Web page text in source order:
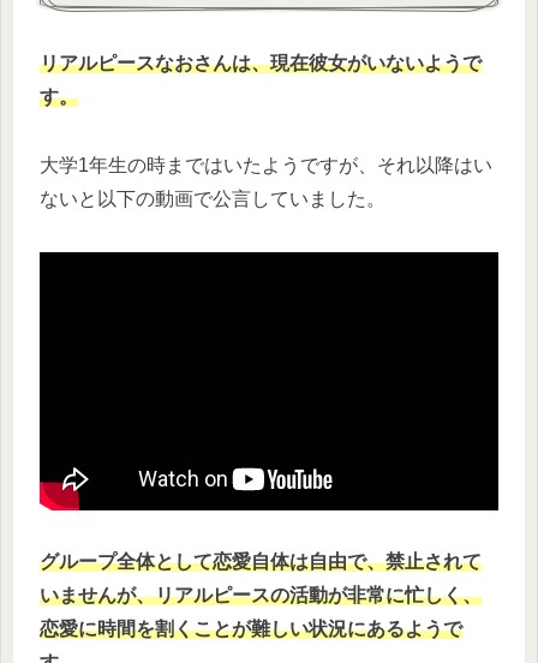
リアルピースなおさんは、現在彼女がいないようで
す。
大学1年生の時まではいたようですが、それ以降はい
ないと以下の動画で公言していました。
グループ全体として恋愛自体は自由で、禁止されて
いませんが、リアルピースの活動が非常に忙しく、
恋愛に時間を割くことが難しい状況にあるようで